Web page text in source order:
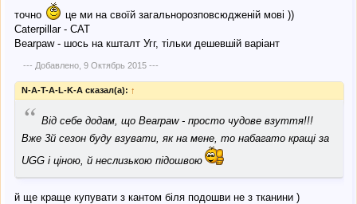
точно
це ми на своїй загальнорозповсюдженій мові ))
Caterpillar - САТ
Bearpaw - шось на кшталт Угг, тільки дешевшій варіант
--- Добавлено, 9 Октябрь 2015---
N-A-T-A-L-K-A сказал(а): ↑
“ Від себе додам, що Bearpaw - просто чудове взуття!!!
Вже 3й сезон буду взувати, як на мене, то набагато кращі за
UGG і ціною, й неслизькою підошвою
й ще краще купувати з кантом біля подошви не з тканини )